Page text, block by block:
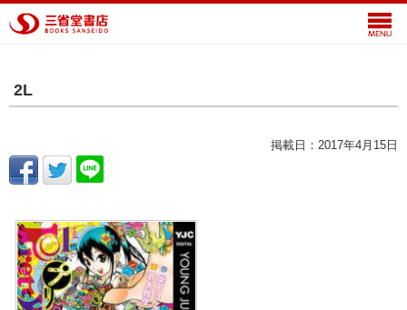
2L
掲載日：2017年4月15日